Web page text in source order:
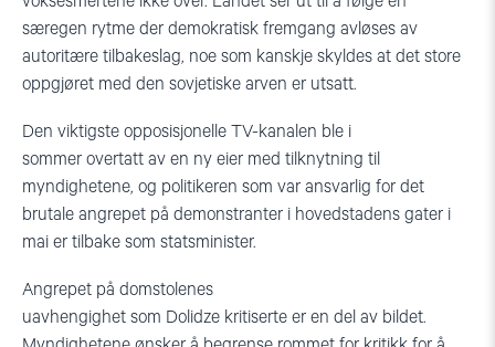
særegen rytme der demokratisk fremgang avløses av
autoritære tilbakeslag, noe som kanskje skyldes at det store
oppgjøret med den sovjetiske arven er utsatt.
Den viktigste opposisjonelle TV-kanalen ble i
sommer overtatt av en ny eier med tilknytning til
myndighetene, og politikeren som var ansvarlig for det
brutale angrepet på demonstranter i hovedstadens gater i
mai er tilbake som statsminister.
Angrepet på domstolenes
uavhengighet som Dolidze kritiserte er en del av bildet.